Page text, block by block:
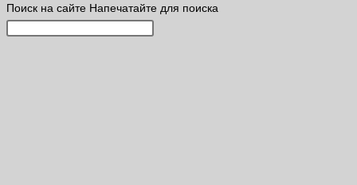
Поиск на сайте Напечатайте для поиска